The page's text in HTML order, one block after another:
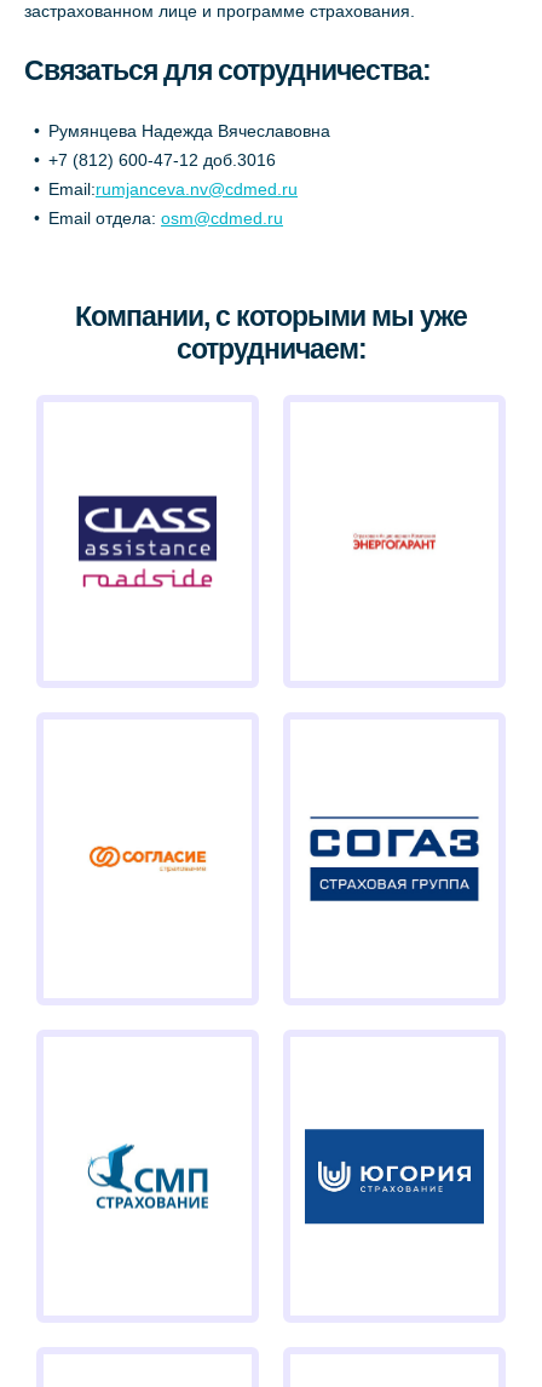
застрахованном лице и программе страхования.
Связаться для сотрудничества:
Румянцева Надежда Вячеславовна
+7 (812) 600-47-12 доб.3016
Email:rumjanceva.nv@cdmed.ru
Email отдела: osm@cdmed.ru
Компании, с которыми мы уже
сотрудничаем: